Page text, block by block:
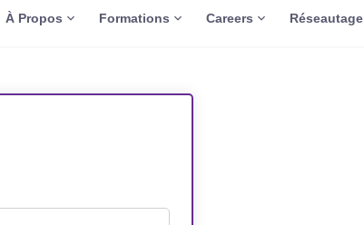
À Propos Formations Careers Réseautage